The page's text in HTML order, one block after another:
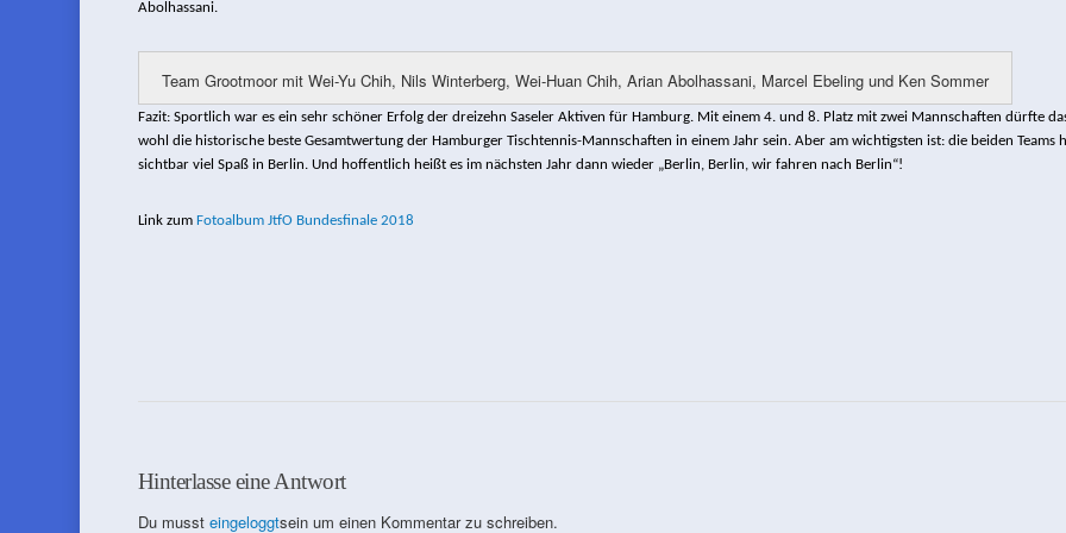
Abolhassani.
Team Grootmoor mit Wei-Yu Chih, Nils Winterberg, Wei-Huan Chih, Arian Abolhassani, Marcel Ebeling und Ken Sommer
Fazit: Sportlich war es ein sehr schöner Erfolg der dreizehn Saseler Aktiven für Hamburg. Mit einem 4. und 8. Platz mit zwei Mannschaften dürfte
wohl die historische beste Gesamtwertung der Hamburger Tischtennis-Mannschaften in einem Jahr sein. Aber am wichtigsten ist: die beiden Teams
sichtbar viel Spaß in Berlin. Und hoffentlich heißt es im nächsten Jahr dann wieder „Berlin, Berlin, wir fahren nach Berlin“!
Link zum Fotoalbum JtfO Bundesfinale 2018
Hinterlasse eine Antwort
Du musst eingeloggtsein um einen Kommentar zu schreiben.